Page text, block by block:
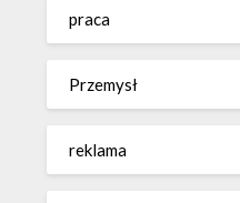
praca
Przemysł
reklama